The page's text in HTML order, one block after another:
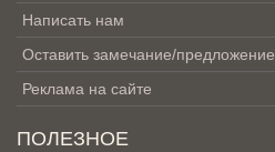
Написать нам
Оставить замечание/предложение
Реклама на сайте
ПОЛЕЗНОЕ